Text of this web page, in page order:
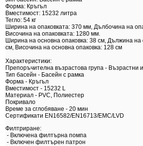
Форма: Кръгъл
Вместимост: 15232 литра
Тегло: 54 кг
Ширина на опаковката: 370 мм, Дълбочина на
Височина на опаковката: 1280 мм.
Ширина на основна опаковка: 38 см, Дължина на
см, Височина на основна опаковка: 128 см
Характеристики:
Препоръчителна възрастова група - Възрастни
Тип басейн - Басейн с рамка
Форма - Кръгъл
Вместимост - 15232 L
Материал - PVC, Полиестер
Покривало
Време за сглобяване - 20 мин
Сертификати EN16582/EN16713/EMC/LVD
Филтриране:
- Включена филтърна помпа
- Включен филтърен патрон